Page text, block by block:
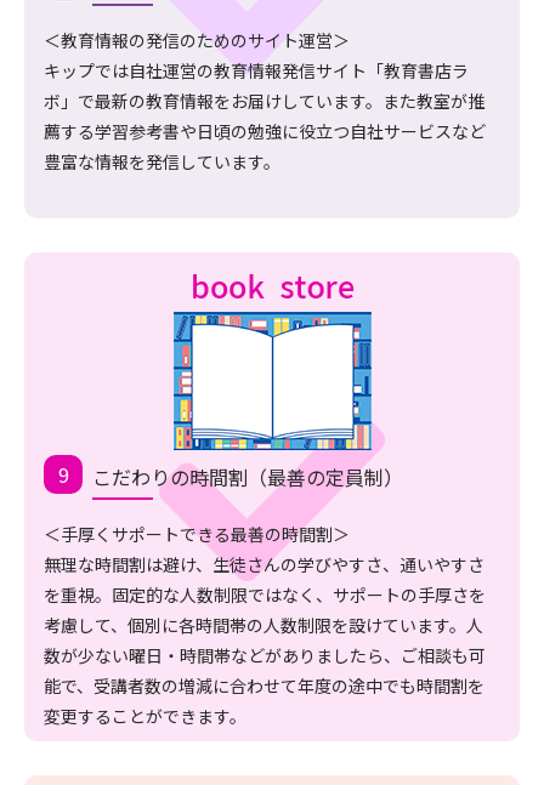
＜教育情報の発信のためのサイト運営＞
キップでは自社運営の教育情報発信サイト「教育書店ラ
ボ」で最新の教育情報をお届けしています。また教室が推
薦する学習参考書や日頃の勉強に役立つ自社サービスなど
豊富な情報を発信しています。
こだわりの時間割（最善の定員制）
＜手厚くサポートできる最善の時間割＞
無理な時間割は避け、生徒さんの学びやすさ、通いやすさ
を重視。固定的な人数制限ではなく、サポートの手厚さを
考慮して、個別に各時間帯の人数制限を設けています。人
数が少ない曜日・時間帯などがありましたら、ご相談も可
能で、受講者数の増減に合わせて年度の途中でも時間割を
変更することができます。